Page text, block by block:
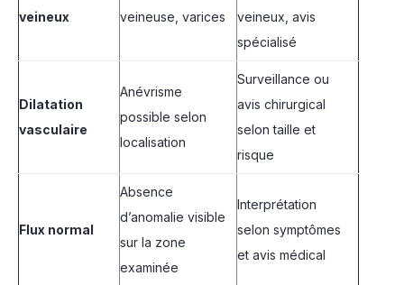
veineux
veineuse, varices
veineux, avis
spécialisé
Dilatation
vasculaire
Anévrisme
possible selon
localisation
Surveillance ou
avis chirurgical
selon taille et
risque
Flux normal
Absence
d’anomalie visible
sur la zone
examinée
Interprétation
selon symptômes
et avis médical